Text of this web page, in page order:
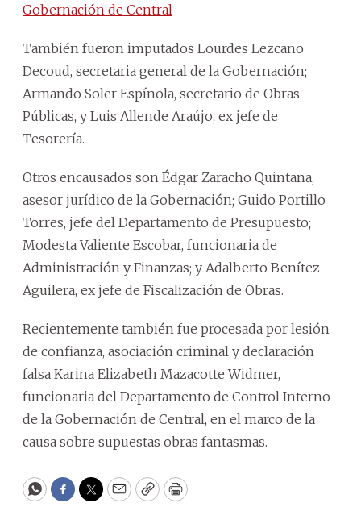
Gobernación de Central
También fueron imputados Lourdes Lezcano
Decoud, secretaria general de la Gobernación;
Armando Soler Espínola, secretario de Obras
Públicas, y Luis Allende Araújo, ex jefe de
Tesorería.
Otros encausados son Édgar Zaracho Quintana,
asesor jurídico de la Gobernación; Guido Portillo
Torres, jefe del Departamento de Presupuesto;
Modesta Valiente Escobar, funcionaria de
Administración y Finanzas; y Adalberto Benítez
Aguilera, ex jefe de Fiscalización de Obras.
Recientemente también fue procesada por lesión
de confianza, asociación criminal y declaración
falsa Karina Elizabeth Mazacotte Widmer,
funcionaria del Departamento de Control Interno
de la Gobernación de Central, en el marco de la
causa sobre supuestas obras fantasmas.
WhatsApp
Facebook
Twitter
EmailCopyPrint